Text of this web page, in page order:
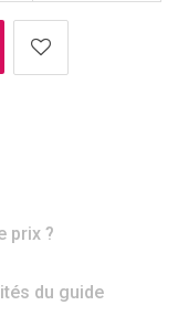
prix ?
du guide